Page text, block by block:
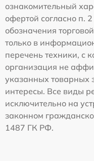
ознакомительный
офертой согласно п.
обозначения
только в
перечень техники, с
организация не
указанных товарных
интересы. Все виды
исключительно на
законном
1487 ГК РФ.